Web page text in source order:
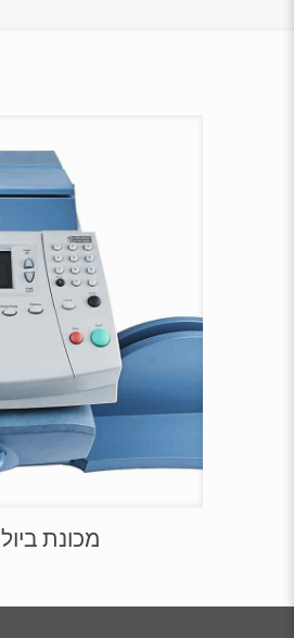
מכונת ביול DM-300C